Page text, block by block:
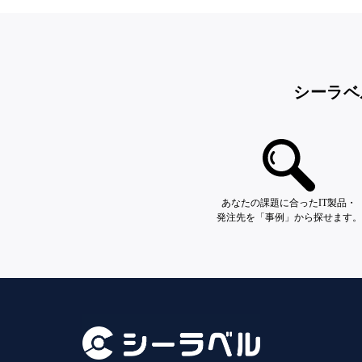
シーラ
あなたの課題に合ったIT製品・
発注先を「事例」から探せます。